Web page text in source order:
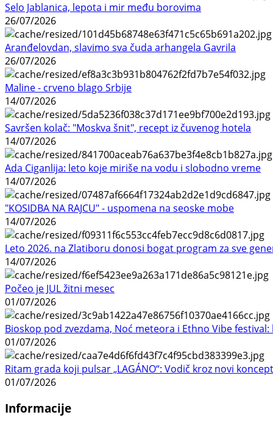
Selo Jablanica, lepota i mir među borovima
26/07/2026
Aranđelovdan, slavimo sva čuda arhangela Gavrila
26/07/2026
Maline - crveno blago Srbije
14/07/2026
Savršen kolač: "Moskva šnit", recept iz čuvenog hotela
14/07/2026
Ada Ciganlija: leto koje miriše na vodu i slobodno vreme
14/07/2026
"KOSIDBA NA RAJCU" - uspomena na seoske mobe
14/07/2026
Leto 2026. na Zlatiboru donosi bogat program za sve
14/07/2026
Počeo je JUL žitni mesec
01/07/2026
Bioskop pod zvezdama, Noć meteora i Ethno Vibe
01/07/2026
Ritam grada koji pulsar „LAGÁNO“: Vodič kroz novi
01/07/2026
Informacije